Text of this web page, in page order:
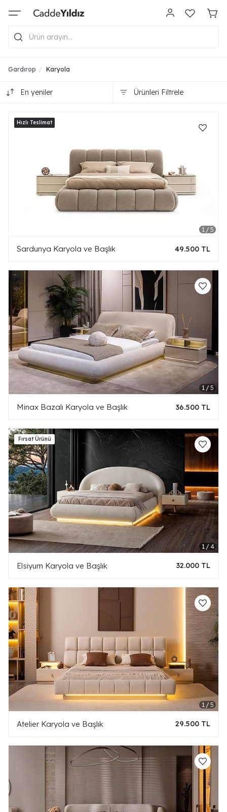
Gardırop Karyola
En yeniler Ürünleri Filtrele
Sardunya Karyola ve Başlık 49.500 TL
Minax Bazalı Karyola ve Başlık 36.500 TL
Elsiyum Karyola ve Başlık 32.000 TL
Atelier Karyola ve Başlık 29.500 TL